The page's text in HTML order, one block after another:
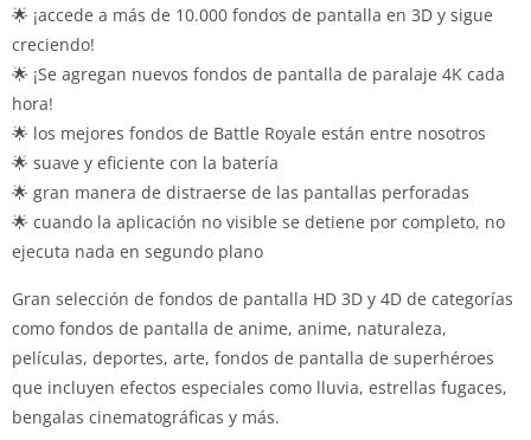
🌟 ¡accede a más de 10.000 fondos de pantalla en 3D y sigue
creciendo!
🌟 ¡Se agregan nuevos fondos de pantalla de paralaje 4K cada
hora!
🌟 los mejores fondos de Battle Royale están entre nosotros
🌟 suave y eficiente con la batería
🌟 gran manera de distraerse de las pantallas perforadas
🌟 cuando la aplicación no visible se detiene por completo, no
ejecuta nada en segundo plano
Gran selección de fondos de pantalla HD 3D y 4D de categorías
como fondos de pantalla de anime, anime, naturaleza,
películas, deportes, arte, fondos de pantalla de superhéroes
que incluyen efectos especiales como lluvia, estrellas fugaces,
bengalas cinematográficas y más.